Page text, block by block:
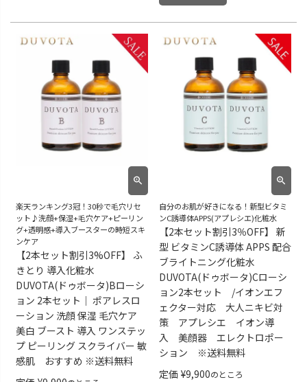
楽天ランキング3冠！30秒で毛穴リセ
ット♪洗顔+保湿+毛穴ケア+ピーリン
グ+透明感+導入ブースターの時短スキ
ンケア
【2本セット割引3%OFF】 ふ
きとり 導入化粧水
DUVOTA(ドゥボータ)Bローシ
ョン 2本セット｜ ポアレスロ
ーション 洗顔 保湿 毛穴ケア
美白 ブースト 導入 ワンステッ
プ ピーリング スクライバー 敏
感肌 おすすめ ※送料無料
自分のお肌が好きになる！新型ビタミ
ンC誘導体APPS(アプレシエ)化粧水
【2本セット割引3％OFF】 新
型 ビタミンC誘導体 APPS 配合
ブライトニング化粧水
DUVOTA(ドゥボータ)Cローシ
ョン2本セット /イオンエフ
ェクター対応 大人ニキビ対
策 アプレシエ イオン導
入 美顔器 エレクトロポー
ション ※送料無料
定価 ¥9,900のところ